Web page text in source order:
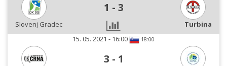
1 - 3
Slovenj Gradec
Turbina
15. 05. 2021 - 16:00
18:00
3 - 1